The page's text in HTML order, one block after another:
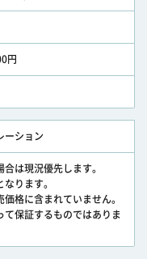
円
ーション
は現況優先します。
ります。
格に含まれていません。
て保証するものではありま